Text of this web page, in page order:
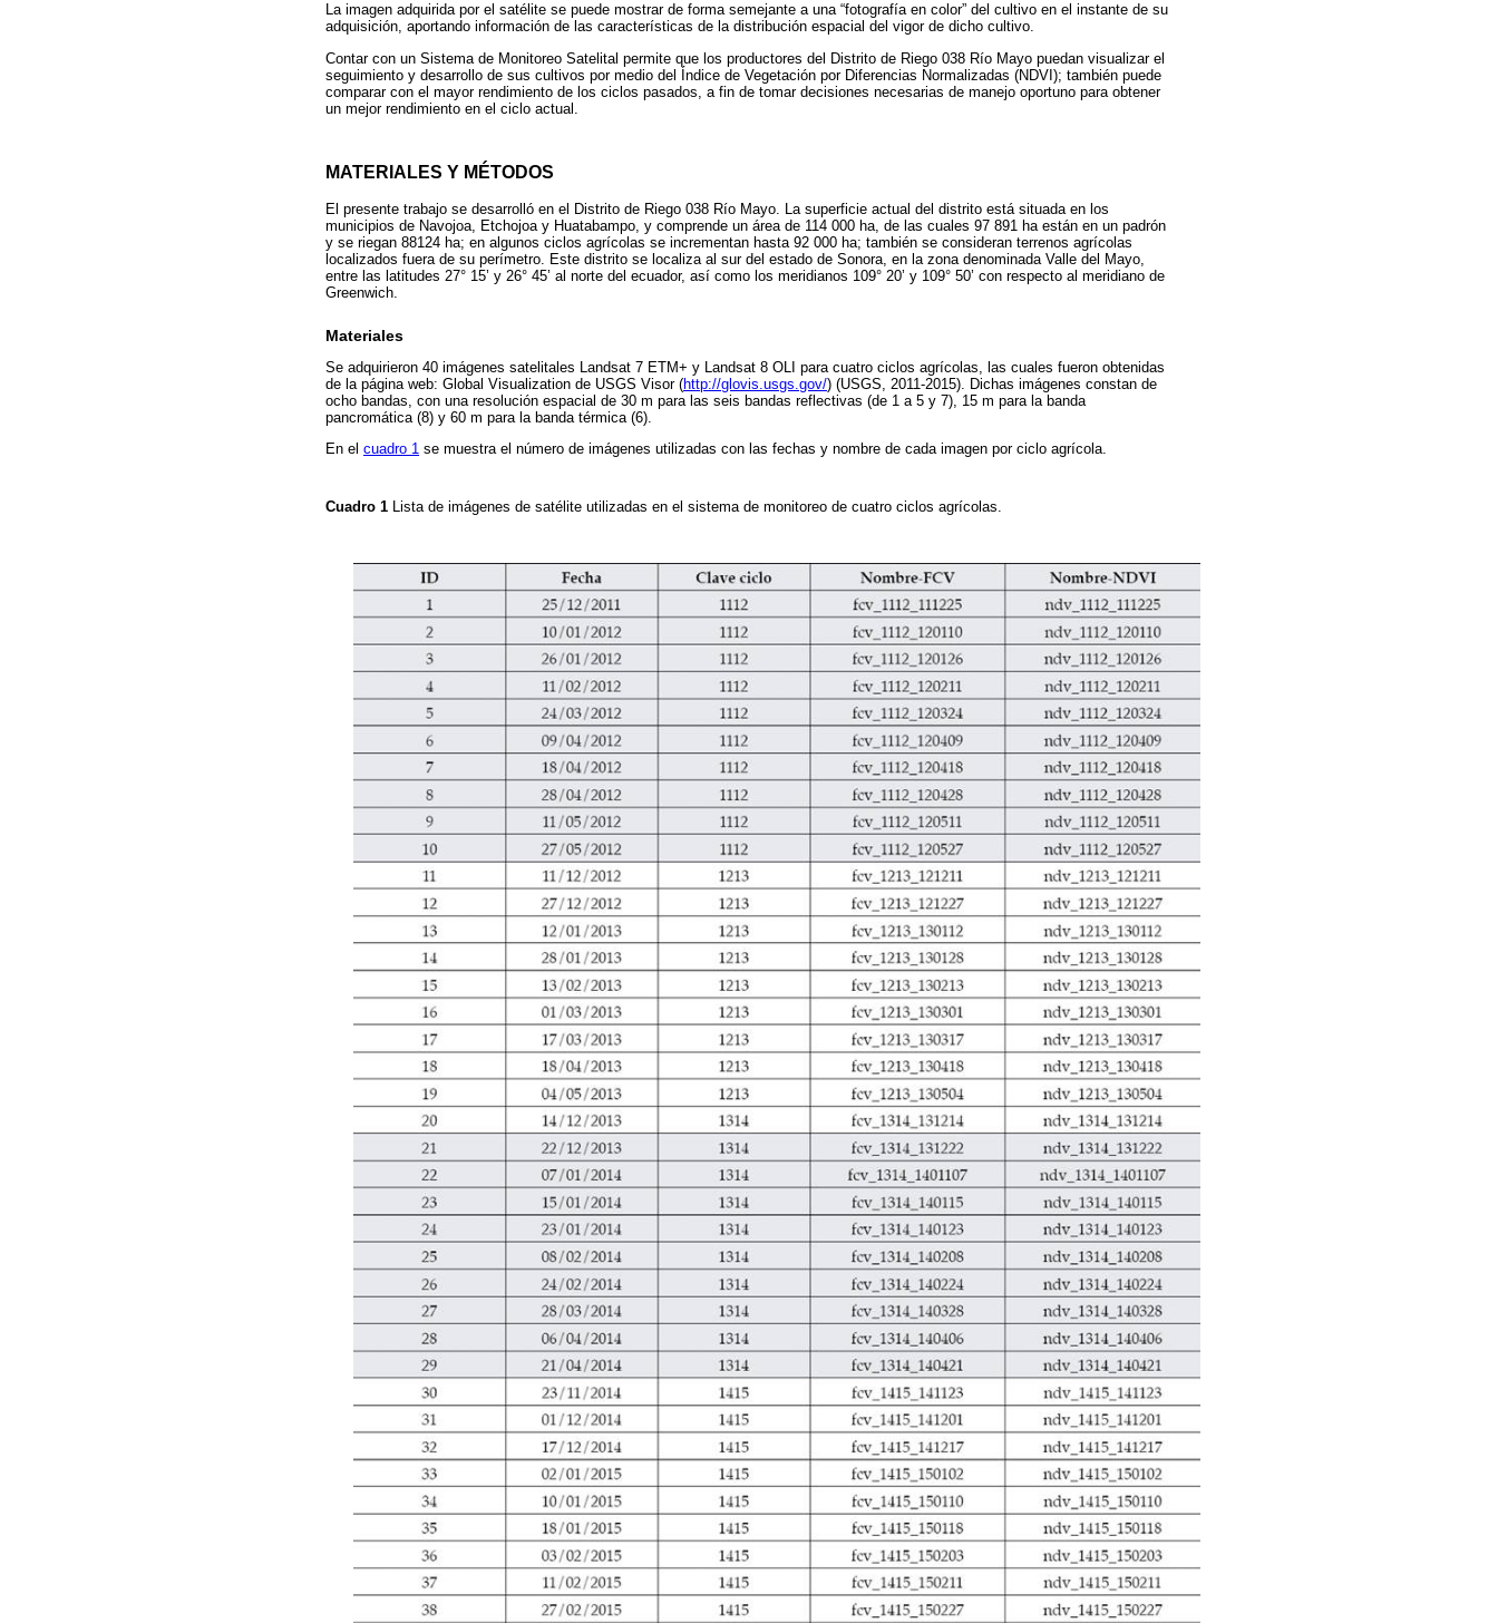
La imagen adquirida por el satélite se puede mostrar de forma semejante a una “fotografía en color” del cultivo en el instante de su
adquisición, aportando información de las características de la distribución espacial del vigor de dicho cultivo.
Contar con un Sistema de Monitoreo Satelital permite que los productores del Distrito de Riego 038 Río Mayo puedan visualizar el
seguimiento y desarrollo de sus cultivos por medio del Índice de Vegetación por Diferencias Normalizadas (NDVI); también puede
comparar con el mayor rendimiento de los ciclos pasados, a fin de tomar decisiones necesarias de manejo oportuno para obtener
un mejor rendimiento en el ciclo actual.
MATERIALES Y MÉTODOS
El presente trabajo se desarrolló en el Distrito de Riego 038 Río Mayo. La superficie actual del distrito está situada en los
municipios de Navojoa, Etchojoa y Huatabampo, y comprende un área de 114 000 ha, de las cuales 97 891 ha están en un padrón
y se riegan 88124 ha; en algunos ciclos agrícolas se incrementan hasta 92 000 ha; también se consideran terrenos agrícolas
localizados fuera de su perímetro. Este distrito se localiza al sur del estado de Sonora, en la zona denominada Valle del Mayo,
entre las latitudes 27° 15’ y 26° 45’ al norte del ecuador, así como los meridianos 109° 20’ y 109° 50’ con respecto al meridiano de
Greenwich.
Materiales
Se adquirieron 40 imágenes satelitales Landsat 7 ETM+ y Landsat 8 OLI para cuatro ciclos agrícolas, las cuales fueron obtenidas
de la página web: Global Visualization de USGS Visor (http://glovis.usgs.gov/) (USGS, 2011-2015). Dichas imágenes constan de
ocho bandas, con una resolución espacial de 30 m para las seis bandas reflectivas (de 1 a 5 y 7), 15 m para la banda
pancromática (8) y 60 m para la banda térmica (6).
En el cuadro 1 se muestra el número de imágenes utilizadas con las fechas y nombre de cada imagen por ciclo agrícola.
Cuadro 1 Lista de imágenes de satélite utilizadas en el sistema de monitoreo de cuatro ciclos agrícolas.